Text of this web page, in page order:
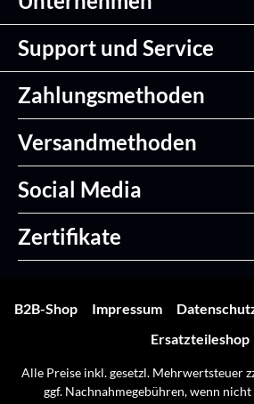
Support und Service
Zahlungsmethoden
Versandmethoden
Social Media
Zertifikate
B2B-Shop Impressum
Ersatzteileshop
Alle Preise inkl. gesetzl. Mehrwertsteuer
ggf. Nachnahmegebühren, wenn nicht